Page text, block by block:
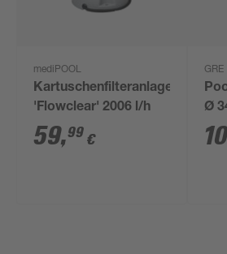
mediPOOL
Kartuschenfilteranlage
'Flowclear' 2006 l/h
59,99 €
GRE
Ø